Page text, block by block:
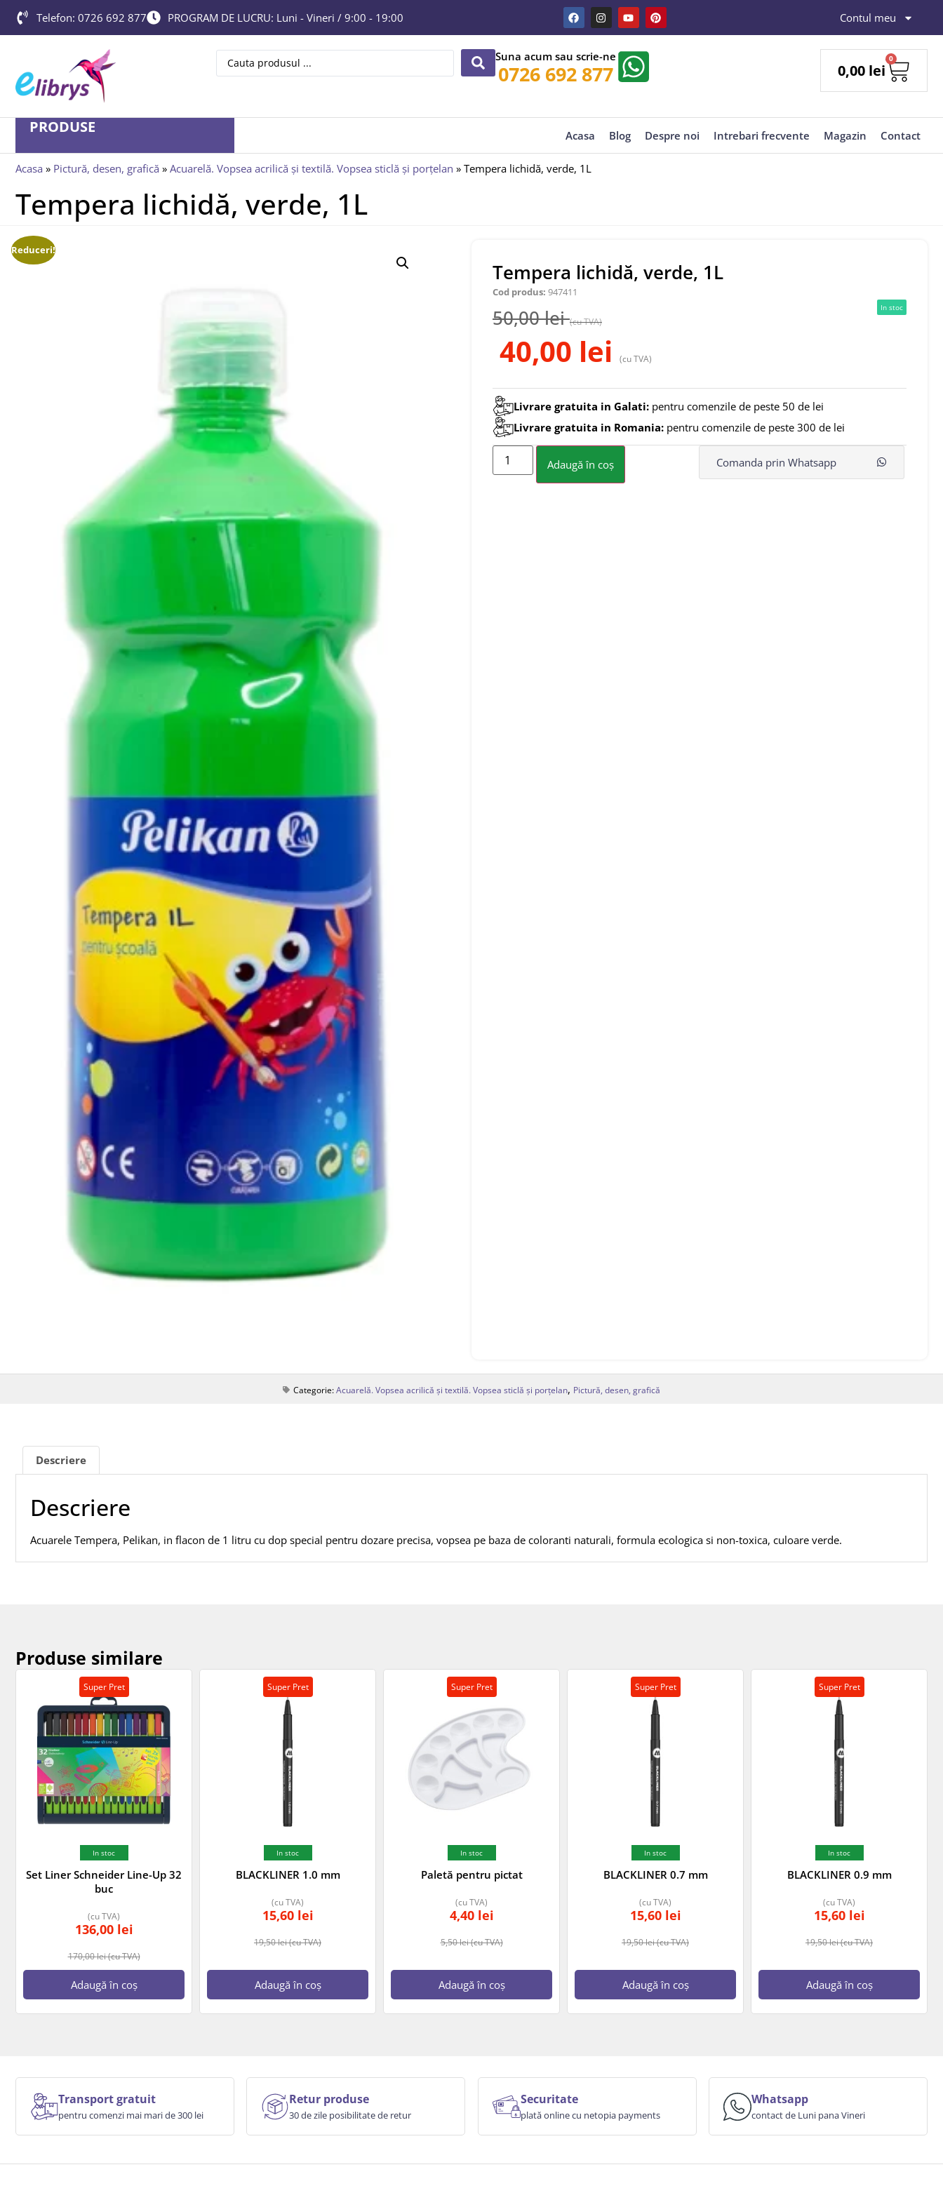
Telefon: 0726 692 877 PROGRAM DE LUCRU: Luni - Vineri / 9:00 - 19:00 Contul meu
Suna acum sau scrie-ne
0726 692 877 0,00 lei
0
PRODUSE Acasa Blog Despre noi Intrebari frecvente Magazin Contact
Acasa » Pictură, desen, grafică » Acuarelă. Vopsea acrilică și textilă. Vopsea sticlă și porțelan » Tempera lichidă, verde, 1L
Tempera lichidă, verde, 1L
Reduceri!
Tempera lichidă, verde, 1L
Cod produs: 947411
50,00lei (cu TVA)
40,00 lei (cu TVA)
In stoc
Livrare gratuita in Galati: pentru comenzile de peste 50 de lei
Livrare gratuita in Romania: pentru comenzile de peste 300 de lei
Adaugă în coș Comanda prin Whatsapp
Categorie:Acuarelă. Vopsea acrilică și textilă. Vopsea sticlă și porțelan, Pictură, desen, grafică
Descriere
Descriere
Acuarele Tempera, Pelikan, in flacon de 1 litru cu dop special pentru dozare precisa, vopsea pe baza de coloranti naturali, formula ecologica si non-toxica, culoare verde.
Produse similare
Super Pret
In stoc
Set Liner Schneider Line-Up 32
buc
170,00lei(cu TVA)
136,00 lei
(cu TVA)
Adaugă în coș
Super Pret
In stoc
BLACKLINER 1.0 mm
19,50lei(cu TVA)
15,60 lei
(cu TVA)
Adaugă în coș
Super Pret
In stoc
Paletă pentru pictat
5,50lei(cu TVA)
4,40 lei
(cu TVA)
Adaugă în coș
Super Pret
In stoc
BLACKLINER 0.7 mm
19,50lei(cu TVA)
15,60 lei
(cu TVA)
Adaugă în coș
Super Pret
In stoc
BLACKLINER 0.9 mm
19,50lei(cu TVA)
15,60 lei
(cu TVA)
Adaugă în coș
Transport gratuit
pentru comenzi mai mari de 300 lei
Retur produse
30 de zile posibilitate de retur
Securitate
plată online cu netopia payments
Whatsapp
contact de Luni pana Vineri